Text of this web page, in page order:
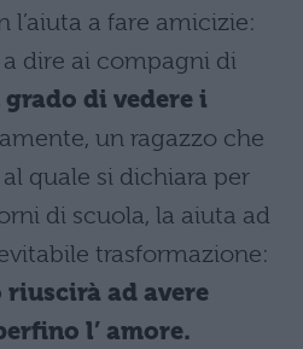
a fare amicizie:
dire ai compagni di
grado di vedere i
un ragazzo che
quale si dichiara per
di scuola, la aiuta ad
trasformazione:
riuscirà ad avere
l’ amore.